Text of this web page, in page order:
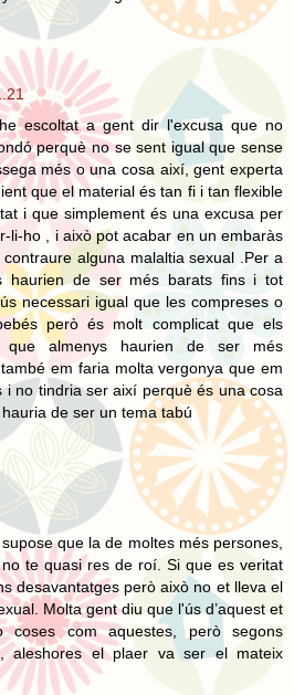
escoltat a gent dir l'excusa que no
perquè no se sent igual que sense
més o una cosa així, gent experta
que el material és tan fi i tan flexible
i que simplement és una excusa per
li-ho , i això pot acabar en un embaràs
alguna malaltia sexual .Per a
haurien de ser més barats fins i tot
necessari igual que les compreses o
però és molt complicat que els
que almenys haurien de ser més
em faria molta vergonya que em
i no tindria ser així perquè és una cosa
de ser un tema tabú
que la de moltes més persones,
te quasi res de roí. Si que es veritat
desavantatges però això no et lleva el
Molta gent diu que l'ús d’aquest et
coses com aquestes, però segons
aleshores el plaer va ser el mateix